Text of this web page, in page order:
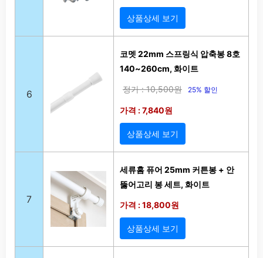
상품상세 보기
6
코멧 22mm 스프링식 압축봉 8호
140~260cm, 화이트
정가 : 10,500원 25% 할인
가격 : 7,840원
상품상세 보기
7
세류홈 퓨어 25mm 커튼봉 + 안
뚫어고리 봉 세트, 화이트
가격 : 18,800원
상품상세 보기